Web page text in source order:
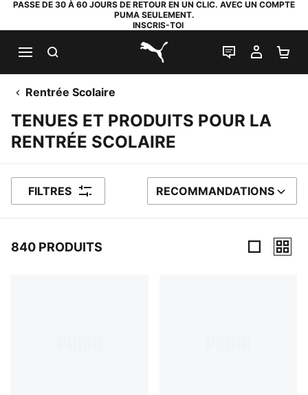
PASSE DE 30 À 60 JOURS DE RETOUR EN UN CLIC. AVEC UN COMPTE
PUMA SEULEMENT.
INSCRIS-TOI
PUMA.com
LIVE CHAT
MON
Rentrée Scolaire
TENUES ET PRODUITS POUR LA
RENTRÉE SCOLAIRE
FILTRES TRIER PAR
RECOMMANDATIONS
840 PRODUITS